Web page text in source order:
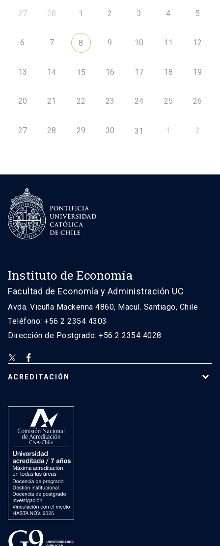
27 28 1 2 3 4 5
6 7 8 9 10 11 12
13 14 15 16 17 18 19
20 21 22 23 24 25 26
27 28 29 30 31 1 2
Instituto de Economía
Facultad de Economía y Administración UC
Avda. Vicuña Mackenna 4860, Macul. Santiago, Chile
Teléfono: +56 2 2354 4303
Dirección de Postgrado: +56 2 2354 4028
ACREDITACIÓN